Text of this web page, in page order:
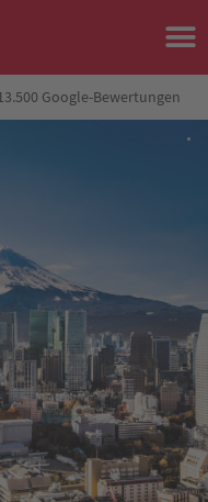
Google-Bewertungen